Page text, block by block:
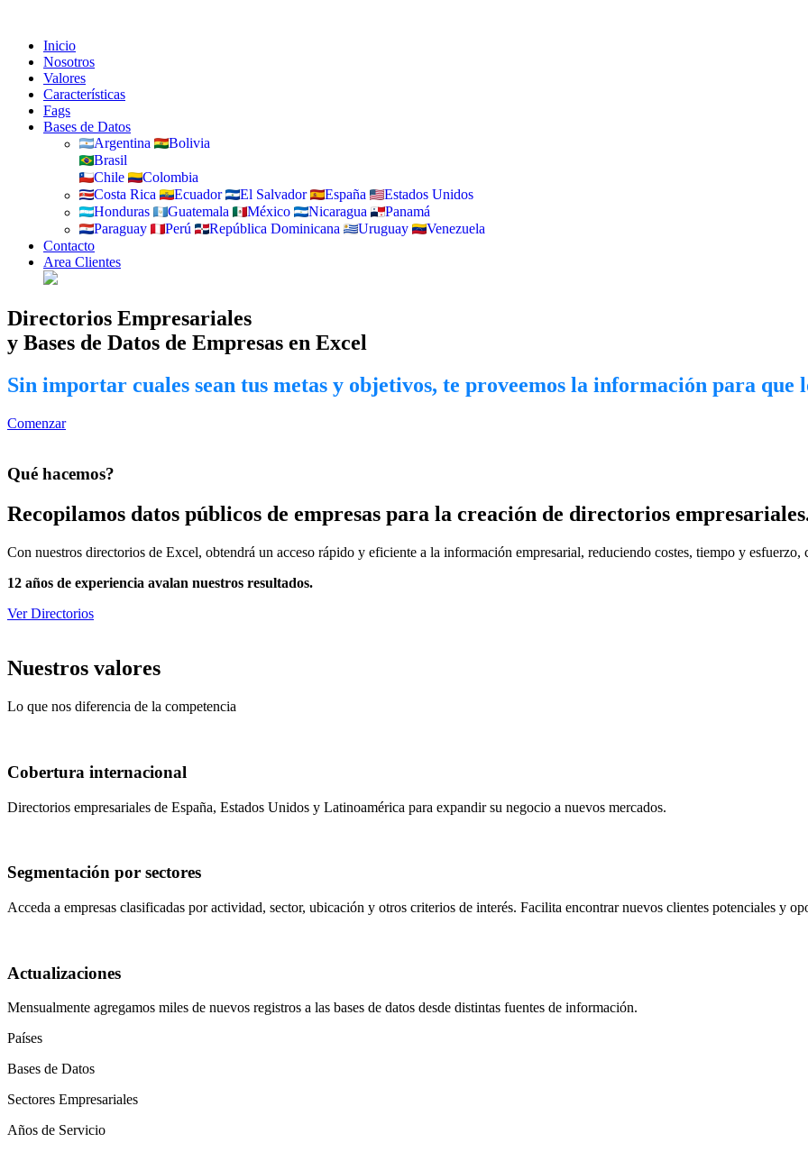
Inicio
Nosotros
Valores
Características
Fags
Bases de Datos
Argentina
Bolivia
Brasil
Chile
Colombia
Costa Rica
Ecuador El Salvador España
Estados Unidos
Honduras
Guatemala México Nicaragua
Panamá
Paraguay
Perú República Dominicana Uruguay
Venezuela
Contacto
Area Clientes
Directorios Empresariales
y Bases de Datos de Empresas en Excel
Sin importar cuales sean tus metas y objetivos, te proveemos la información para que
Comenzar
Qué hacemos?
Recopilamos datos públicos de empresas para la creación de directorios
Con nuestros directorios de Excel, obtendrá un acceso rápido y eficiente a la información empresarial, reduciendo costes, tiempo y esfuerzo,
12 años de experiencia avalan nuestros resultados.
Ver Directorios
Nuestros valores
Lo que nos diferencia de la competencia
Cobertura internacional
Directorios empresariales de España, Estados Unidos y Latinoamérica para expandir su negocio a nuevos mercados.
Segmentación por sectores
Acceda a empresas clasificadas por actividad, sector, ubicación y otros criterios de interés. Facilita encontrar nuevos clientes potenciales y
Actualizaciones
Mensualmente agregamos miles de nuevos registros a las bases de datos desde distintas fuentes de información.
Países
Bases de Datos
Sectores Empresariales
Años de Servicio